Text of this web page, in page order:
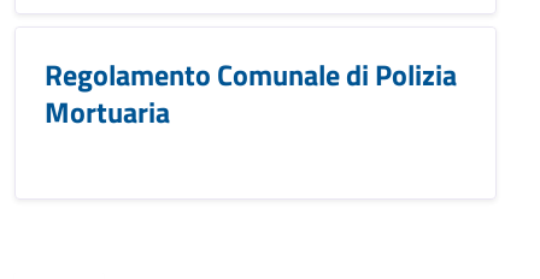
Regolamento Comunale di Polizia
Mortuaria